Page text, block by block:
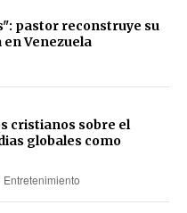
pastor reconstruye su
Venezuela
Entretenimiento
cristianos sobre el
globales como